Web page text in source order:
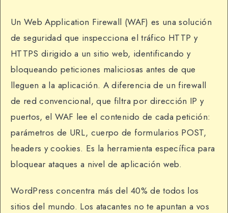
Un Web Application Firewall (WAF) es una solución
de seguridad que inspecciona el tráfico HTTP y
HTTPS dirigido a un sitio web, identificando y
bloqueando peticiones maliciosas antes de que
lleguen a la aplicación. A diferencia de un firewall
de red convencional, que filtra por dirección IP y
puertos, el WAF lee el contenido de cada petición:
parámetros de URL, cuerpo de formularios POST,
headers y cookies. Es la herramienta específica para
bloquear ataques a nivel de aplicación web.
WordPress concentra más del 40% de todos los
sitios del mundo. Los atacantes no te apuntan a vos